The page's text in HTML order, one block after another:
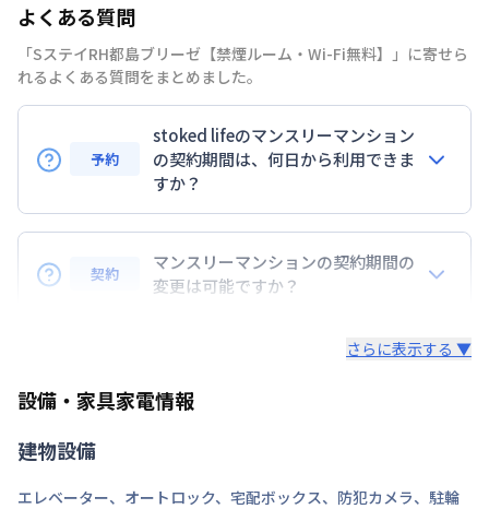
禁煙・喫煙
大阪市谷町線
定員
2名
情報更新日 2026年7月25日
よくある質問
「SステイRH都島ブリーゼ【禁煙ルーム・Wi-Fi無料】」に寄せら
れるよくある質問をまとめました。
予約
stoked lifeのマンスリーマンション
の契約期間は、何日から利用できま
すか？
7日以上からのご契約期間ですが1ヶ月（30日）以上
のご契約期間の地域もございますのでお気軽にお問い
合わせください。
契約
マンスリーマンションの契約期間の
変更は可能ですか？
約が入っていなければ、ご対応可能です。その際、再
い。期間の変更がある場合は、できるだけお早めにご
さらに表示する ▼
設備・家具家電情報
建物設備
エレベーター、 オートロック、 宅配ボックス、 防犯カメラ、 駐輪